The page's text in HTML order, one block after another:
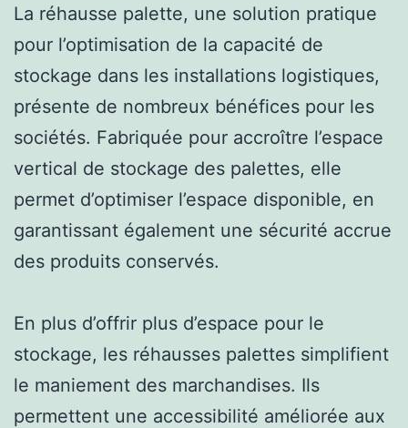
La réhausse palette, une solution pratique
pour l’optimisation de la capacité de
stockage dans les installations logistiques,
présente de nombreux bénéfices pour les
sociétés. Fabriquée pour accroître l’espace
vertical de stockage des palettes, elle
permet d’optimiser l’espace disponible, en
garantissant également une sécurité accrue
des produits conservés.
En plus d’offrir plus d’espace pour le
stockage, les réhausses palettes simplifient
le maniement des marchandises. Ils
permettent une accessibilité améliorée aux